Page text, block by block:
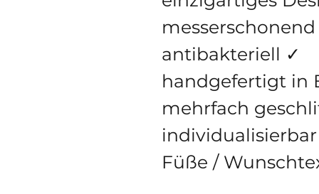
antibakteriell ✓
handgefertigt in
mehrfach
Füße /